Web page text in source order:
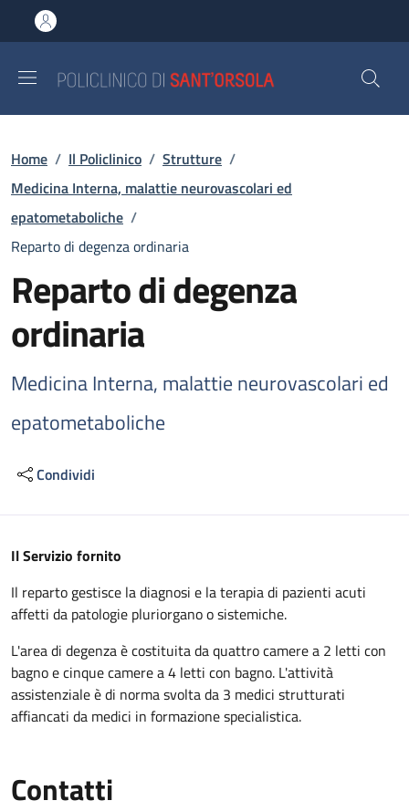
al contenuto principale
to footer content
Briciole di pane
Home / Il Policlinico / Strutture /
Medicina Interna, malattie neurovascolari ed
epatometaboliche /
Reparto di degenza ordinaria
Reparto di degenza
ordinaria
Medicina Interna, malattie neurovascolari ed
epatometaboliche
Condividi
Descrizione
Il Servizio fornito
Il reparto gestisce la diagnosi e la terapia di pazienti acuti
affetti da patologie pluriorgano o sistemiche.
L'area di degenza è costituita da quattro camere a 2 letti con
bagno e cinque camere a 4 letti con bagno. L'attività
assistenziale è di norma svolta da 3 medici strutturati
affiancati da medici in formazione specialistica.
Contatti